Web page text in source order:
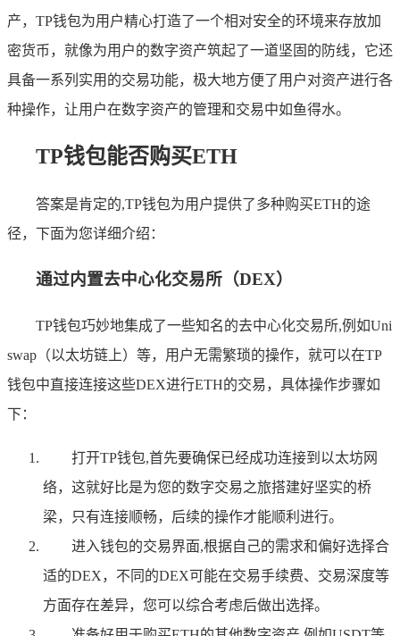
产，TP钱包为用户精心打造了一个相对安全的环境来存放加
密货币，就像为用户的数字资产筑起了一道坚固的防线，它还
具备一系列实用的交易功能，极大地方便了用户对资产进行各
种操作，让用户在数字资产的管理和交易中如鱼得水。
TP钱包能否购买ETH
答案是肯定的,TP钱包为用户提供了多种购买ETH的途
径，下面为您详细介绍：
通过内置去中心化交易所（DEX）
TP钱包巧妙地集成了一些知名的去中心化交易所,例如Uni
swap（以太坊链上）等，用户无需繁琐的操作，就可以在TP
钱包中直接连接这些DEX进行ETH的交易，具体操作步骤如
下：
打开TP钱包,首先要确保已经成功连接到以太坊网
络，这就好比是为您的数字交易之旅搭建好坚实的桥
梁，只有连接顺畅，后续的操作才能顺利进行。
进入钱包的交易界面,根据自己的需求和偏好选择合
适的DEX，不同的DEX可能在交易手续费、交易深度等
方面存在差异，您可以综合考虑后做出选择。